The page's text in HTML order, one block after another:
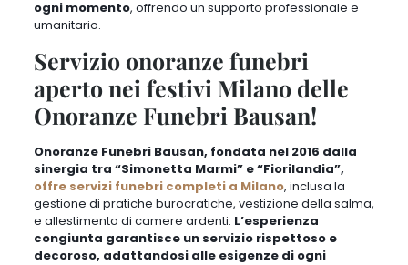
Servizio onoranze funebri aperto
nei festivi Milano delle Onoranze
Funebri Bausan!
Onoranze Funebri Bausan, fondata nel 2016 dalla sinergia tra
completi a Milano, inclusa la gestione di pratiche burocratiche,
vestizione della salma, e allestimento di camere ardenti.
L’esperienza congiunta garantisce un servizio rispettoso e
decoroso, adattandosi alle esigenze di ogni famiglia.Offriamo
soluzioni personalizzate, inclusi funerali per diverse etnie e culti
religiosi, e un’opzione di pagamento rateizzato per alleviare il peso
finanziario delle famiglie in lutto.